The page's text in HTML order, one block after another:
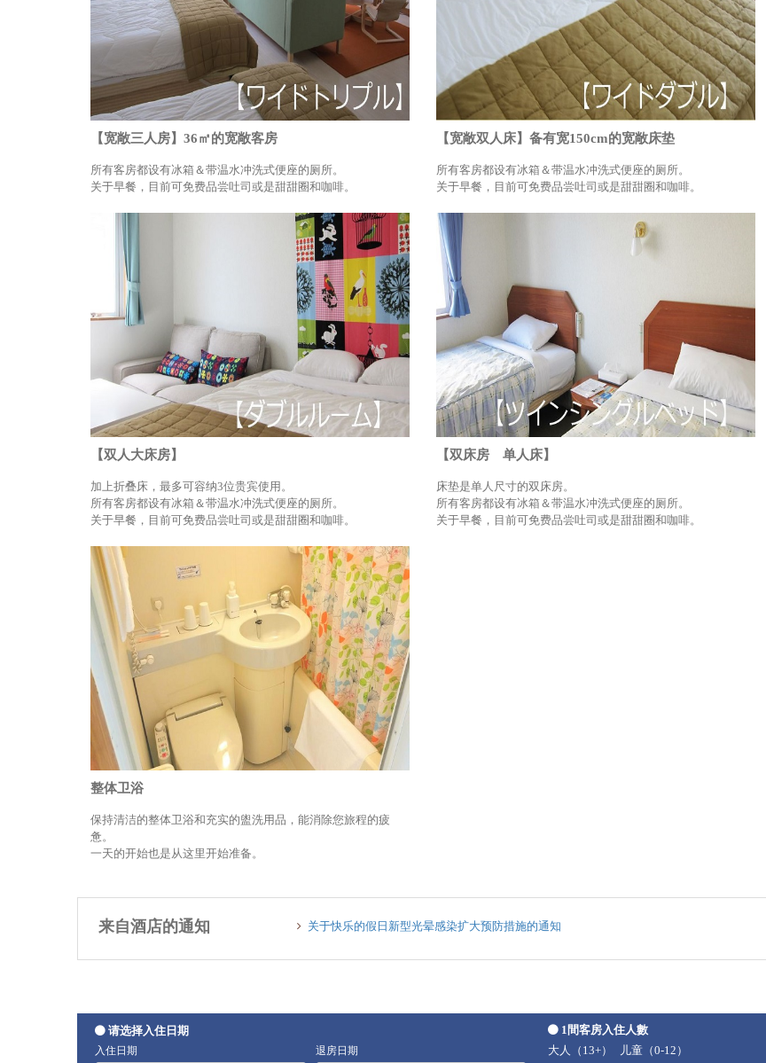
【宽敞三人房】36㎡的宽敞客房
所有客房都设有冰箱＆带温水冲洗式便座的厕所。
关于早餐，目前可免费品尝吐司或是甜甜圈和咖啡。
【宽敞双人床】备有宽150cm的宽敞床垫
所有客房都设有冰箱＆带温水冲洗式便座的厕所。
关于早餐，目前可免费品尝吐司或是甜甜圈和咖啡。
【双人大床房】
加上折叠床，最多可容纳3位贵宾使用。
所有客房都设有冰箱＆带温水冲洗式便座的厕所。
关于早餐，目前可免费品尝吐司或是甜甜圈和咖啡。
【双床房 单人床】
床垫是单人尺寸的双床房。
所有客房都设有冰箱＆带温水冲洗式便座的厕所。
关于早餐，目前可免费品尝吐司或是甜甜圈和咖啡。
整体卫浴
保持清洁的整体卫浴和充实的盥洗用品，能消除您旅程的疲
惫。
一天的开始也是从这里开始准备。
来自酒店的通知 关于快乐的假日新型光晕感染扩大预防措施的通知
请选择入住日期
入住日期 退房日期
1間客房入住人數
大人（13+）
儿童（0-12）